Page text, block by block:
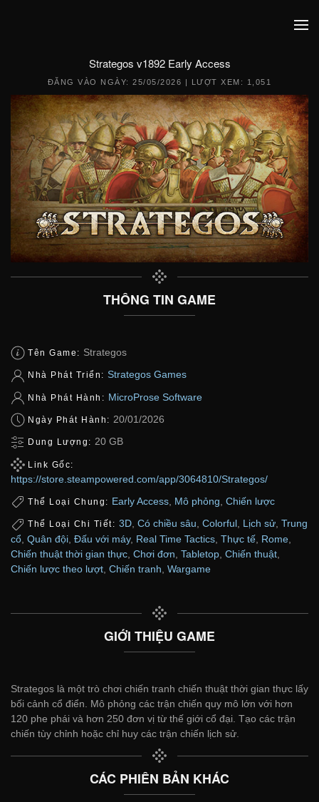
Strategos v1892 Early Access
ĐĂNG VÀO NGÀY:25/05/2026 | LƯỢT XEM: 1,051
THÔNG TIN GAME
Tên Game: Strategos
Nhà Phát Triển: Strategos Games
Nhà Phát Hành: MicroProse Software
Ngày Phát Hành: 20/01/2026
Dung Lượng: 20 GB
Link Gốc:
https://store.steampowered.com/app/3064810/Strategos/
Thể Loại Chung: Early Access Mô phỏng Chiến lược
Thể Loại Chi Tiết: 3D, Có chiều sâu, Colorful, Lịch sử, Trung
cổ Quân đội Đấu với máy, Real Time Tactics Thực tế Rome
Chiến thuật thời gian thực Chơi đơn Tabletop Chiến thuật
Chiến lược theo lượt Chiến tranh Wargame
GIỚI THIỆU GAME
Strategos là một trò chơi chiến tranh chiến thuật thời gian thực lấy
bối cảnh cổ điển. Mô phỏng các trận chiến quy mô lớn với hơn
120 phe phái và hơn 250 đơn vị từ thế giới cổ đại. Tạo các trận
chiến tùy chỉnh hoặc chỉ huy các trận chiến lịch sử.
CÁC PHIÊN BẢN KHÁC